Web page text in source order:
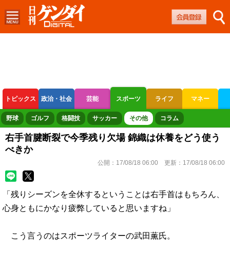
トピックス 政治・社会 芸能 スポーツ ライフ マネー
ボートレース 競輪 オートレース
野球 ゴルフ 格闘技 サッカー その他 コラム
右手首腱断裂で今季残り欠場 錦織は休養をどう使う
べきか
公開： 17/08/18 06:00 更新： 17/08/18 06:00
「残りシーズンを全休するということは右手首はもちろん、
心身ともにかなり疲弊していると思いますね」
こう言うのはスポーツライターの武田薫氏。